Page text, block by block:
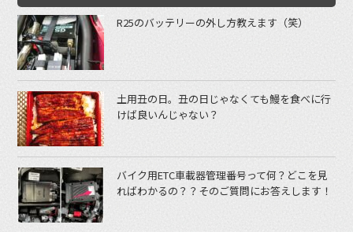
R25のバッテリーの外し方教えます（笑）
土用丑の日。丑の日じゃなくても鰻を食べに行
けば良いんじゃない？
バイク用ETC車載器管理番号って何？どこを見
ればわかるの？？そのご質問にお答えします！